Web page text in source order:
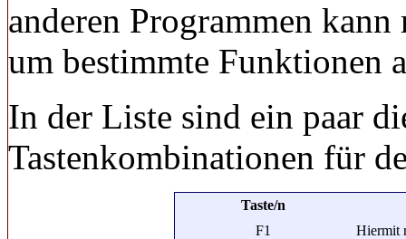
anderen Programmen
um bestimmte Funktionen
In der Liste sind ein paar
Tastenkombinationen für
Taste/n
F1
Hiermit